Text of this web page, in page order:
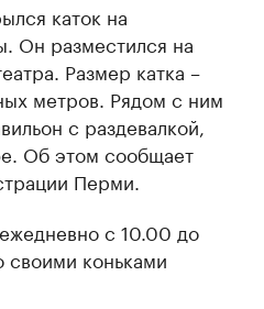
каток на
Он разместился на
Размер катка –
метров. Рядом с ним
с раздевалкой,
Об этом сообщает
Перми.
с 10.00 до
коньками